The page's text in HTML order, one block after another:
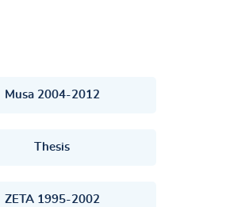
Musa 2004-2012
Thesis
ZETA 1995-2002